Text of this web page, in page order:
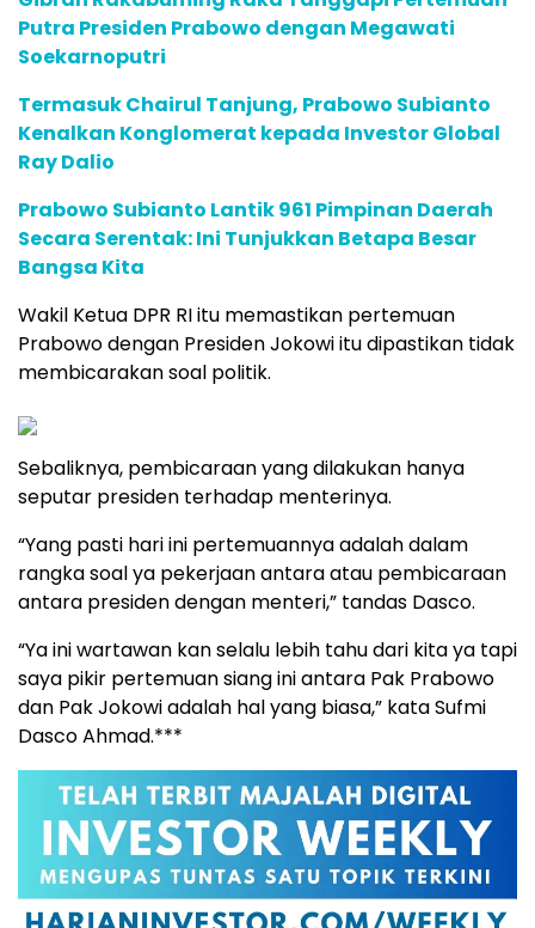
Putra Presiden Prabowo dengan Megawati
Soekarnoputri
Termasuk Chairul Tanjung, Prabowo Subianto
Kenalkan Konglomerat kepada Investor Global
Ray Dalio
Prabowo Subianto Lantik 961 Pimpinan Daerah
Secara Serentak: Ini Tunjukkan Betapa Besar
Bangsa Kita
Wakil Ketua DPR RI itu memastikan pertemuan
Prabowo dengan Presiden Jokowi itu dipastikan tidak
membicarakan soal politik.
Sebaliknya, pembicaraan yang dilakukan hanya
seputar presiden terhadap menterinya.
“Yang pasti hari ini pertemuannya adalah dalam
rangka soal ya pekerjaan antara atau pembicaraan
antara presiden dengan menteri,” tandas Dasco.
“Ya ini wartawan kan selalu lebih tahu dari kita ya tapi
saya pikir pertemuan siang ini antara Pak Prabowo
dan Pak Jokowi adalah hal yang biasa,” kata Sufmi
Dasco Ahmad.***